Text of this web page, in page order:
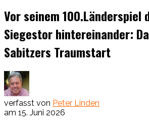
Vor seinem 100.Länderspiel
Siegestor hintereinander:
Sabitzers Traumstart
verfasst von Peter Linden
am 15. Juni 2026